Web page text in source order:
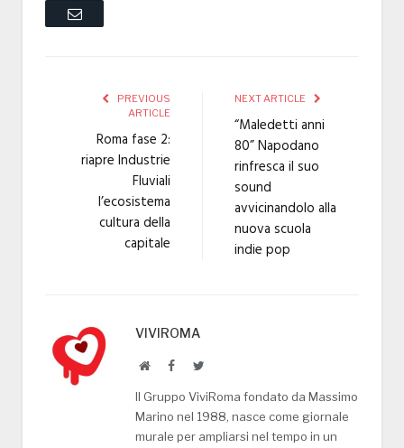
Email
PREVIOUS
ARTICLE
Roma fase 2:
riapre Industrie
Fluviali
l’ecosistema
cultura della
capitale
NEXT ARTICLE
“Maledetti anni
80” Napodano
rinfresca il suo
sound
avvicinandolo alla
nuova scuola
indie pop
VIVIROMA
WebsiteFacebookTwitter
Il Gruppo ViviRoma fondato da Massimo
Marino nel 1988, nasce come giornale
murale per ampliarsi nel tempo in un